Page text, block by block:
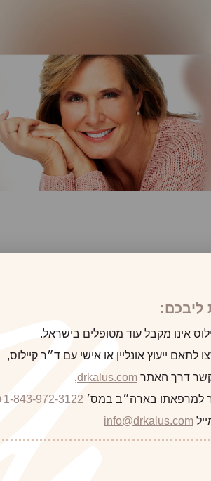
לקוח/ה הבא
year old woman is seen before and after
ליבכם:
אינו מקבל עוד מטופלים בישראל.
לתאם ייעוץ אונליין או אישי עם ד״ר קיילוס,
קשר דרך האתר drkalus.com
,
למרפאתו בארה״ב במס׳ 843-972-3122
info@drkalus.com